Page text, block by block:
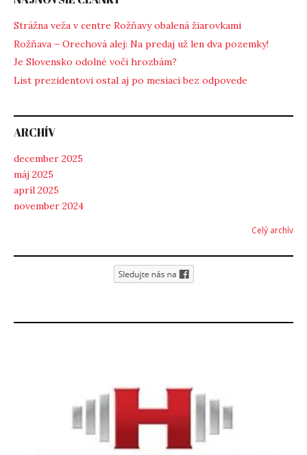
Strážna veža v centre Rožňavy obalená žiarovkami
Rožňava – Orechová alej: Na predaj už len dva pozemky!
Je Slovensko odolné voči hrozbám?
List prezidentovi ostal aj po mesiaci bez odpovede
ARCHÍV
december 2025
máj 2025
apríl 2025
november 2024
Celý archív